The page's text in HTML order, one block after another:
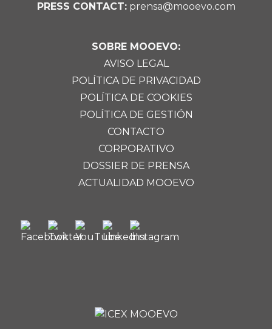
PRESS CONTACT:prensa@mooevo.com
SOBRE MOOEVO:
AVISO LEGAL
POLÍTICA DE PRIVACIDAD
POLÍTICA DE COOKIES
POLÍTICA DE GESTIÓN
CONTACTO
CORPORATIVO
DOSSIER DE PRENSA
ACTUALIDAD MOOEVO